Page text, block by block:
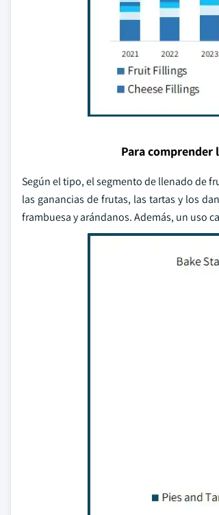
Para comprender
Según el tipo, el segmento de llenado de
las ganancias de frutas, las tartas y los
frambuesa y arándanos. Además, un uso